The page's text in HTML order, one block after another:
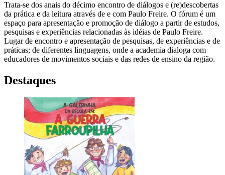
Trata-se dos anais do décimo encontro de diálogos e (re)descobertas
da prática e da leitura através de e com Paulo Freire. O fórum é um
espaço para apresentação e promoção de diálogo a partir de estudos,
pesquisas e experiências relacionadas às idéias de Paulo Freire.
Lugar de encontro e apresentação de pesquisas, de experiências e de
práticas; de diferentes linguagens, onde a academia dialoga com
educadores de movimentos sociais e das redes de ensino da região.
Destaques